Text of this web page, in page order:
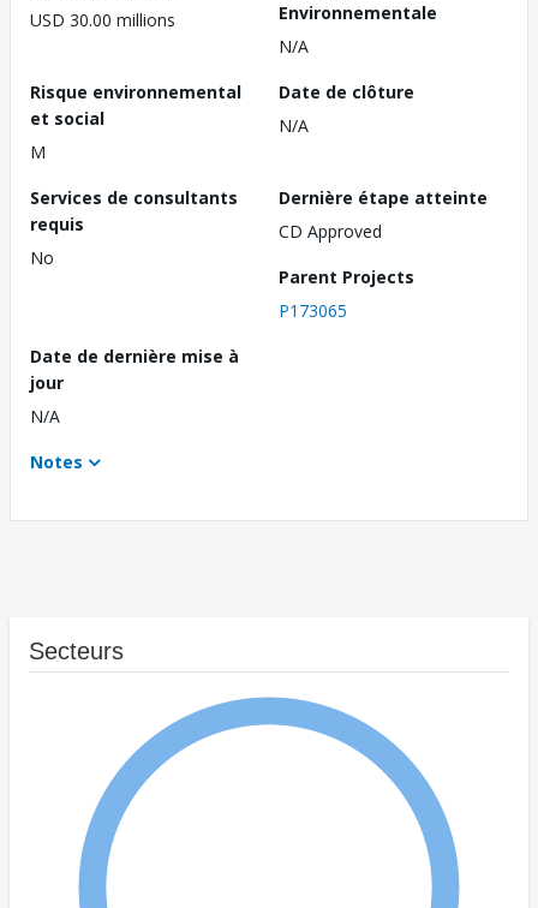
USD 30.00 millions
Environnementale
N/A
Risque environnemental
et social
M
Date de clôture
N/A
Services de consultants
requis
No
Dernière étape atteinte
CD Approved
Parent Projects
P173065
Date de dernière mise à
jour
N/A
Notes
Secteurs